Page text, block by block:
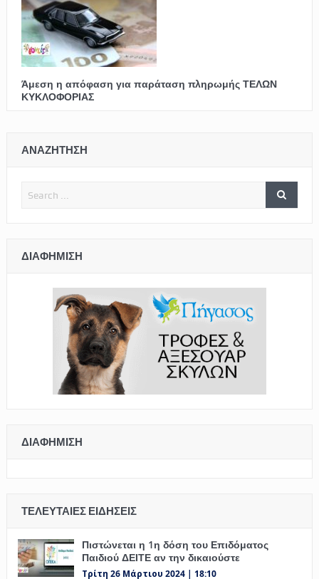
Άμεση η απόφαση για παράταση πληρωμής ΤΕΛΩΝ
ΚΥΚΛΟΦΟΡΙΑΣ
ΑΝΑΖΗΤΗΣΗ
ΔΙΑΦΉΜΙΣΗ
ΔΙΑΦΉΜΙΣΗ
ΤΕΛΕΥΤΑΊΕΣ ΕΙΔΉΣΕΙΣ
Πιστώνεται η 1η δόση του Επιδόματος
Παιδιού ΔΕΙΤΕ αν την δικαιούστε
Τρίτη 26 Μάρτιου 2024 | 18:10